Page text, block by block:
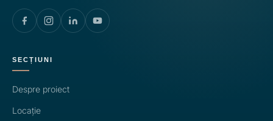
SECȚIUNI
Despre proiect
Locație